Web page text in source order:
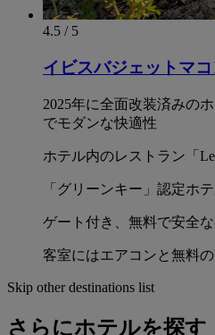
4.5 / 5
イビスバジェットマ
2025年に全面改装済みの
でモダンな快適性
ホテル内のレストラン「
「グリーンキー」認定ホ
ゲート付き、無料で安全
客室にはエアコンと無料
Skip other destinations list
さらにホテルを探す